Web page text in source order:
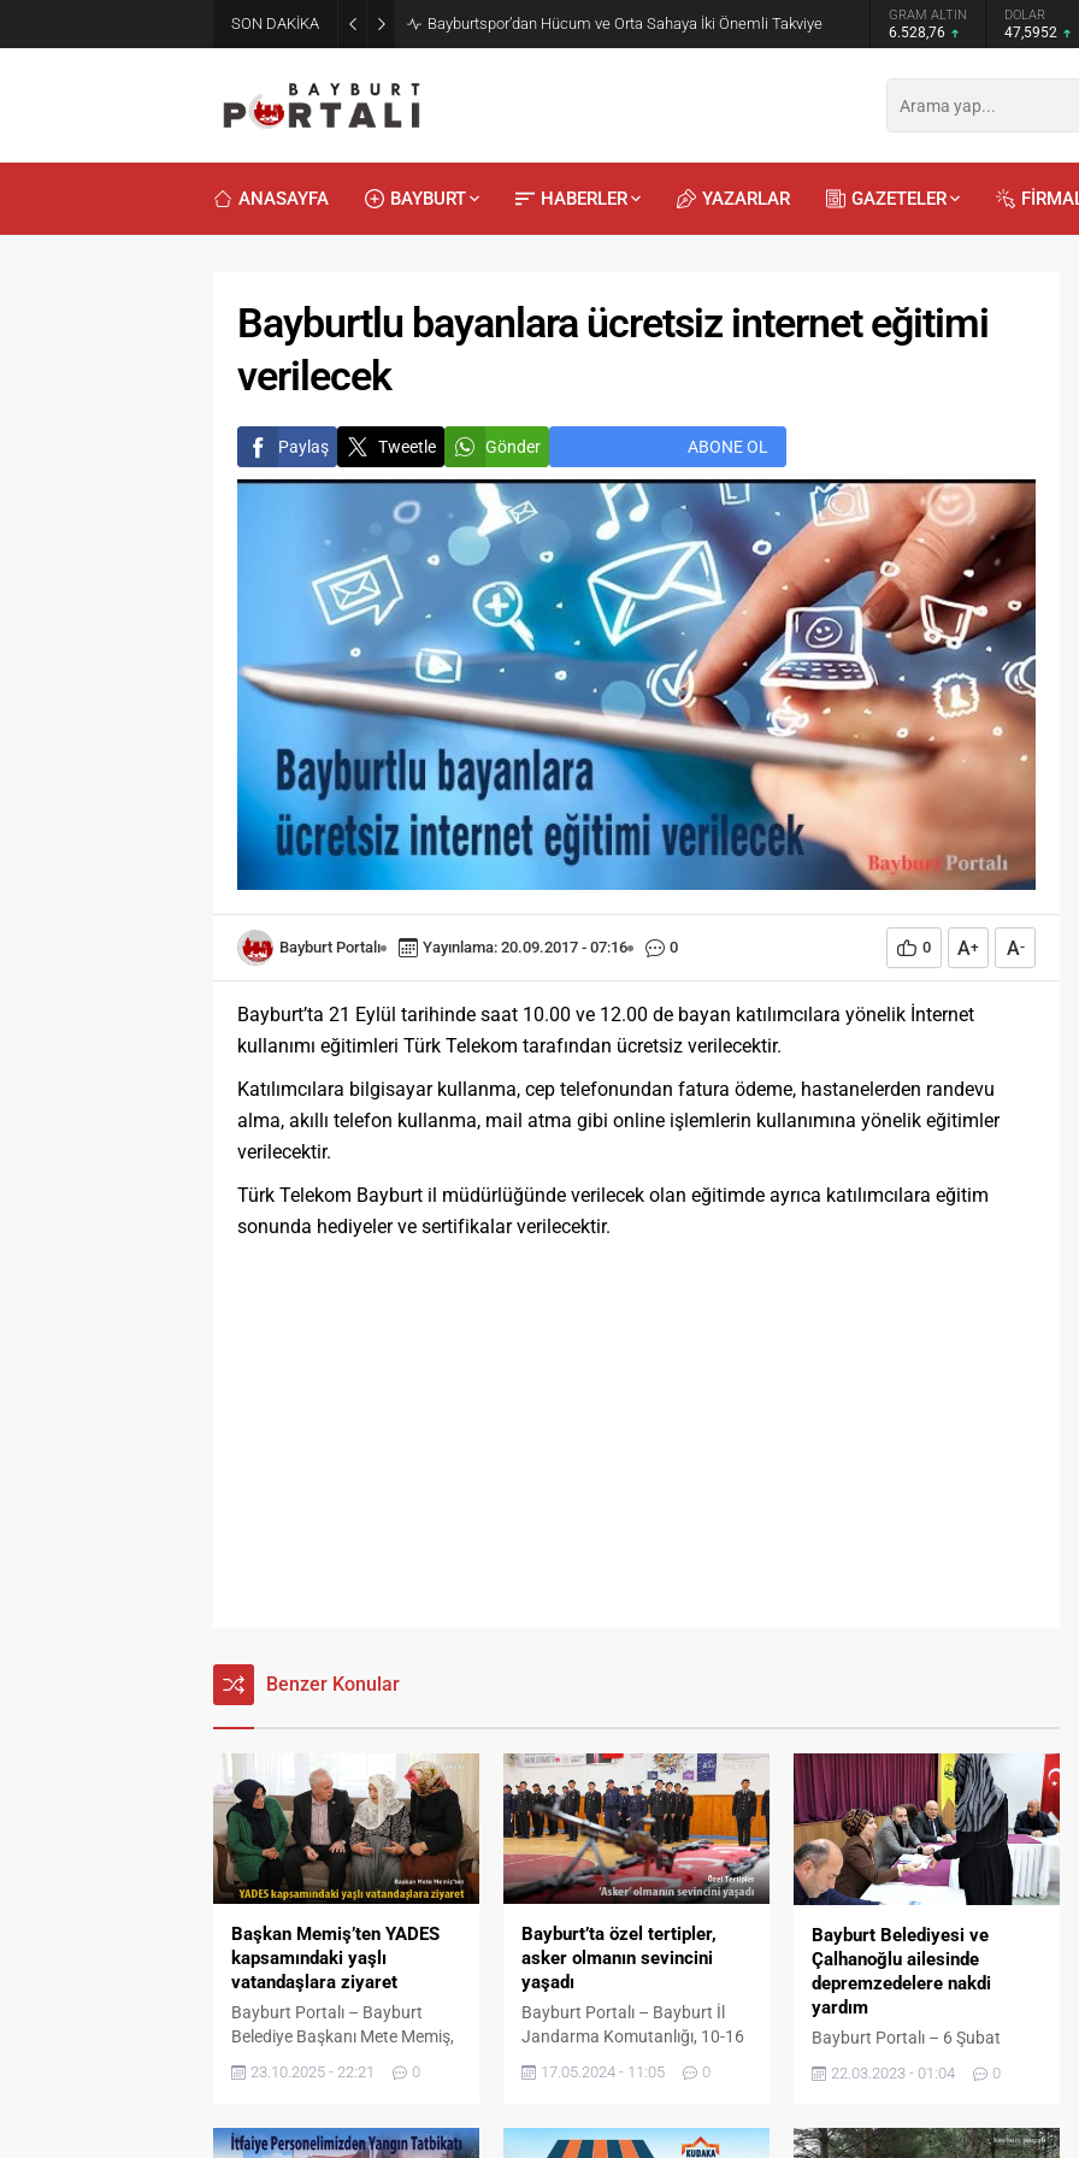
SON DAKİKA Bayburt’ta Minik Öğrencilere Jandarma Mesleği TanıtıldıGRAM ALTIN
6.528,76
DOLAR
47,5952
EURO
55,0664
ANASAYFA BAYBURT HABERLER YAZARLAR GAZETELER
Bayburtlu bayanlara ücretsiz internet eğitimi
verilecek
Paylaş Tweetle Gönder ABONE OL
Bayburt Portalı Yayınlama: 20.09.2017 - 07:16 0 0 A+ A-
Bayburt’ta 21 Eylül tarihinde saat 10.00 ve 12.00 de bayan katılımcılara yönelik İnternet
kullanımı eğitimleri Türk Telekom tarafından ücretsiz verilecektir.
Katılımcılara bilgisayar kullanma, cep telefonundan fatura ödeme, hastanelerden randevu
alma, akıllı telefon kullanma, mail atma gibi online işlemlerin kullanımına yönelik eğitimler
verilecektir.
Türk Telekom Bayburt il müdürlüğünde verilecek olan eğitimde ayrıca katılımcılara eğitim
sonunda hediyeler ve sertifikalar verilecektir.
Benzer Konular
Başkan Memiş’ten YADES
kapsamındaki yaşlı
vatandaşlara ziyaret
Bayburt Portalı – Bayburt
Belediye Başkanı Mete Memiş,
kent genelinde yaşayan yaşlı
vatandaşları ziyaret etmeye
23.10.2025 - 22:21 0
Bayburt’ta özel tertipler,
asker olmanın sevincini
yaşadı
Bayburt Portalı – Bayburt İl
Jandarma Komutanlığı, 10-16
dolayısıyla engelli bireyler için
düzenledi. Askeri üniforma
17.05.2024 - 11:05 0
Bayburt Belediyesi ve
Çalhanoğlu ailesinde
depremzedelere nakdi
yardım
Bayburt Portalı – 6 Şubat
meydana gelen ve 11 ilin
ardından Bayburt’a gelen
22.03.2023 - 01:04 0
Duyularla mı, Duygularla mı
Öğreniriz?
Öğrenme, istisnasız tüm
toplumların gelişiminde ve
değişiminde geniş yer etmiş
hayati öneme sahip bir olgu
olarak tarih boyunca konu olmuş
temel bir insan işlevidir.
Öğrenme eğitim bilimcilerce
kişinin çevresi ile etkileşimi
sonucunda meydana gelen kalıcı
izli bilişsel, duyuşsal ve